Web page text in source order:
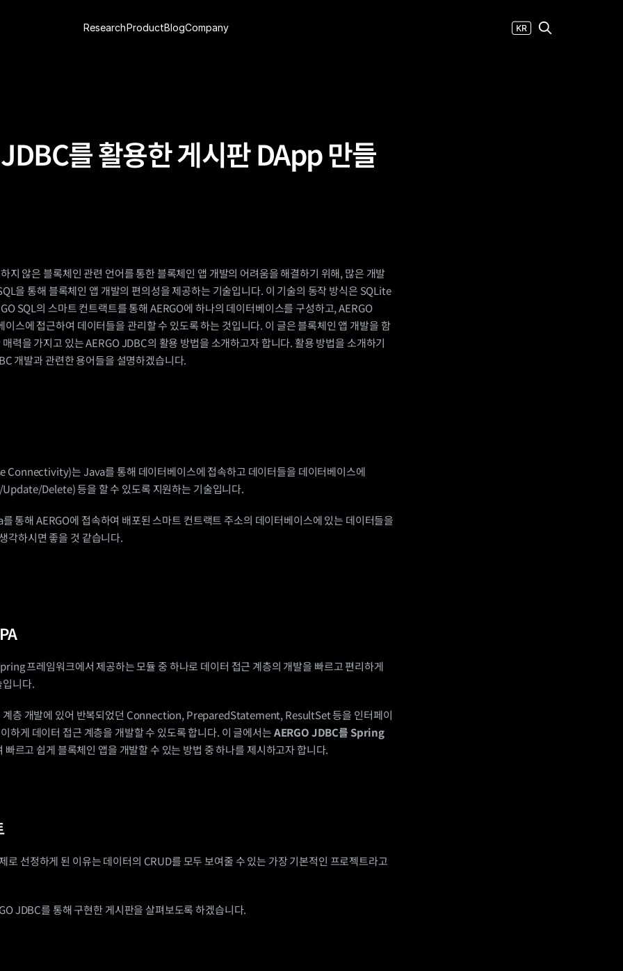
ResearchProductBlogCompany
를 활용한 게시판 DApp 만들
지 않은 블록체인 관련 언어를 통한 블록체인 앱 개발의 어려움을 해결하기 위해, 많은 개발
을 통해 블록체인 앱 개발의 편의성을 제공하는 기술입니다. 이 기술의 동작 방식은 SQLite
SQL의 스마트 컨트랙트를 통해 AERGO에 하나의 데이터베이스를 구성하고, AERGO
스에 접근하여 데이터들을 관리할 수 있도록 하는 것입니다. 이 글은 블록체인 앱 개발을 함
력을 가지고 있는 AERGO JDBC의 활용 방법을 소개하고자 합니다. 활용 방법을 소개하기
개발과 관련한 용어들을 설명하겠습니다.
Connectivity)는 Java를 통해 데이터베이스에 접속하고 데이터들을 데이터베이스에
Delete) 등을 할 수 있도록 지원하는 기술입니다.
통해 AERGO에 접속하여 배포된 스마트 컨트랙트 주소의 데이터베이스에 있는 데이터들을
각하시면 좋을 것 같습니다.
프레임워크에서 제공하는 모듈 중 하나로 데이터 접근 계층의 개발을 빠르고 편리하게
입니다.
계층 개발에 있어 반복되었던 Connection, PreparedStatement, ResultSet 등을 인터페이
하게 데이터 접근 계층을 개발할 수 있도록 합니다. 이 글에서는 AERGO JDBC를 Spring
빠르고 쉽게 블록체인 앱을 개발할 수 있는 방법 중 하나를 제시하고자 합니다.
로 선정하게 된 이유는 데이터의 CRUD를 모두 보여줄 수 있는 가장 기본적인 프로젝트라고
JDBC를 통해 구현한 게시판을 살펴보도록 하겠습니다.